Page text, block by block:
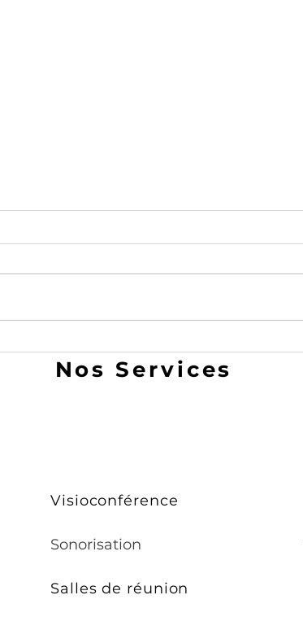
Nos Services
Visioconférence
Sonorisation
Salles de réunion